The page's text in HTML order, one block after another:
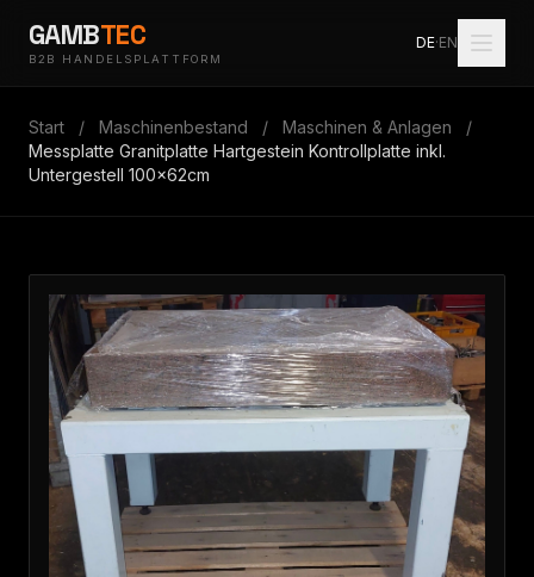
GAMBTEC
B2B HANDELSPLATTFORM
DE·EN
Start / Maschinenbestand / Maschinen & Anlagen
/
Messplatte Granitplatte Hartgestein Kontrollplatte inkl.
Untergestell 100x62cm